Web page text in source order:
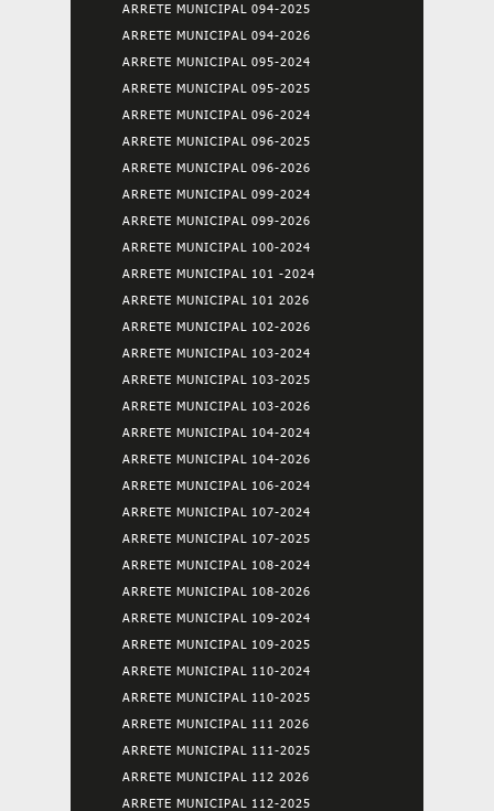
ARRETE MUNICIPAL 094-2025
ARRETE MUNICIPAL 094-2026
ARRETE MUNICIPAL 095-2024
ARRETE MUNICIPAL 095-2025
ARRETE MUNICIPAL 096-2024
ARRETE MUNICIPAL 096-2025
ARRETE MUNICIPAL 096-2026
ARRETE MUNICIPAL 099-2024
ARRETE MUNICIPAL 099-2026
ARRETE MUNICIPAL 100-2024
ARRETE MUNICIPAL 101 -2024
ARRETE MUNICIPAL 101 2026
ARRETE MUNICIPAL 102-2026
ARRETE MUNICIPAL 103-2024
ARRETE MUNICIPAL 103-2025
ARRETE MUNICIPAL 103-2026
ARRETE MUNICIPAL 104-2024
ARRETE MUNICIPAL 104-2026
ARRETE MUNICIPAL 106-2024
ARRETE MUNICIPAL 107-2024
ARRETE MUNICIPAL 107-2025
ARRETE MUNICIPAL 108-2024
ARRETE MUNICIPAL 108-2026
ARRETE MUNICIPAL 109-2024
ARRETE MUNICIPAL 109-2025
ARRETE MUNICIPAL 110-2024
ARRETE MUNICIPAL 110-2025
ARRETE MUNICIPAL 111 2026
ARRETE MUNICIPAL 111-2025
ARRETE MUNICIPAL 112 2026
ARRETE MUNICIPAL 112-2025